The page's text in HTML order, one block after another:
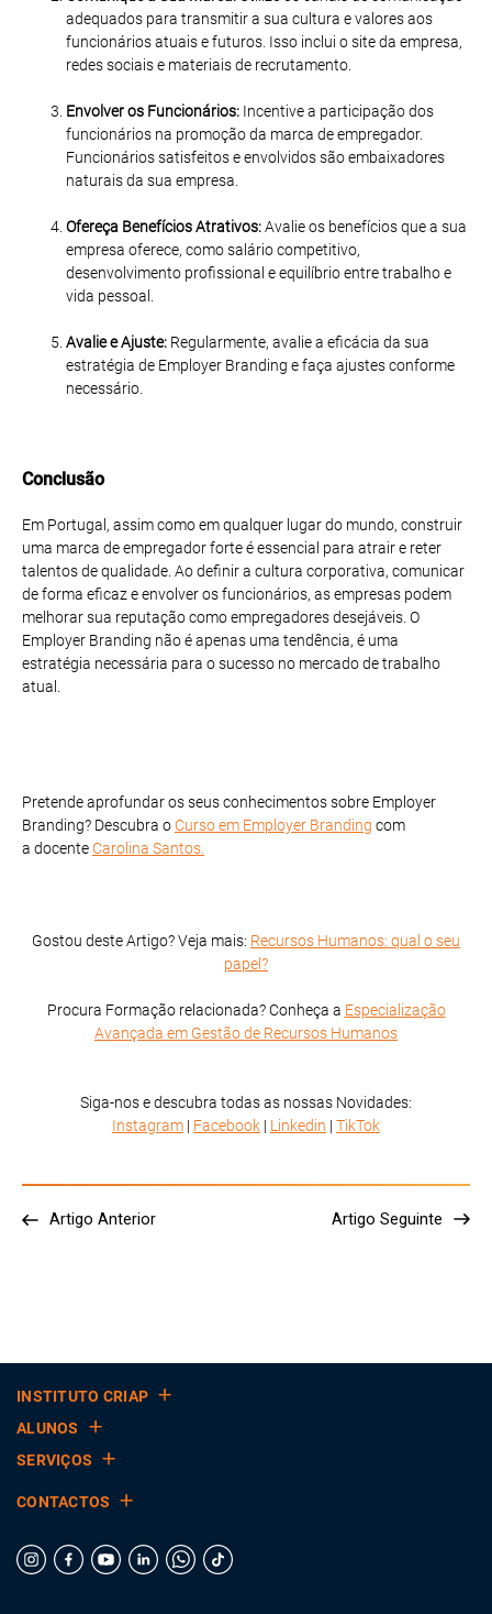
adequados para transmitir a sua cultura e valores aos
funcionários atuais e futuros. Isso inclui o site da empresa,
redes sociais e materiais de recrutamento.
Envolver os Funcionários: Incentive a participação dos
funcionários na promoção da marca de empregador.
Funcionários satisfeitos e envolvidos são embaixadores
naturais da sua empresa.
Ofereça Benefícios Atrativos:Avalie os benefícios que a sua
empresa oferece, como salário competitivo,
desenvolvimento profissional e equilíbrio entre trabalho e
vida pessoal.
Avalie e Ajuste: Regularmente, avalie a eficácia da sua
estratégia de Employer Branding e faça ajustes conforme
necessário.
Conclusão
Em Portugal, assim como em qualquer lugar do mundo, construir
uma marca de empregador forte é essencial para atrair e reter
talentos de qualidade. Ao definir a cultura corporativa, comunicar
de forma eficaz e envolver os funcionários, as empresas podem
melhorar sua reputação como empregadores desejáveis. O
Employer Branding não é apenas uma tendência, é uma
estratégia necessária para o sucesso no mercado de trabalho
atual.
Pretende aprofundar os seus conhecimentos sobre Employer
Branding? Descubra o Curso em Employer Branding com
a docente Carolina Santos.
Gostou deste Artigo? Veja mais: Recursos Humanos: qual o seu
papel?
Procura Formação relacionada? Conheça a Especialização
Avançada em Gestão de Recursos Humanos
Siga-nos e descubra todas as nossas Novidades:
Instagram | Facebook | Linkedin | TikTok
Artigo Anterior Artigo Seguinte
INSTITUTO CRIAP
ALUNOS
SERVIÇOS
CONTACTOS